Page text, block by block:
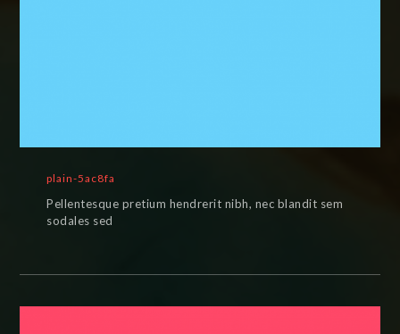
plain-5ac8fa
Pellentesque pretium hendrerit nibh, nec blandit sem
sodales sed